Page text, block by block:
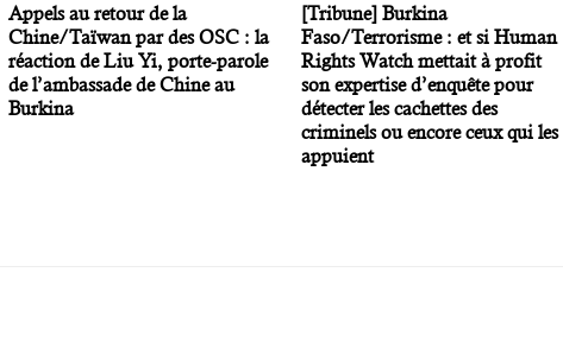
Appels au retour de la
Chine/Taïwan par des OSC : la
réaction de Liu Yi, porte-parole
de l’ambassade de Chine au
Burkina
[Tribune] Burkina
Faso/Terrorisme : et si Human
Rights Watch mettait à profit
son expertise d’enquête pour
détecter les cachettes des
criminels ou encore ceux qui les
appuient